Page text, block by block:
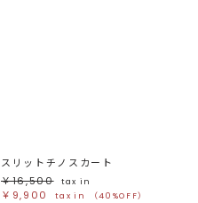
スリットチノスカート
￥16,500
tax in
￥9,900 tax in （40%OFF）